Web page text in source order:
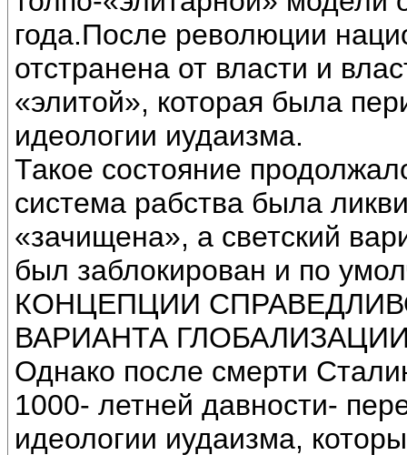
года.После революции
отстранена от власти и
«элитой», которая была
идеологии иудаизма.
Такое состояние
система рабства была
«зачищена», а светский
был заблокирован и по
КОНЦЕПЦИИ
ВАРИАНТА
Однако после смерти
1000- летней давности-
идеологии иудаизма,